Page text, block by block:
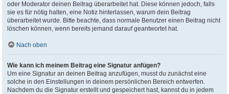
oder Moderator deinen Beitrag überarbeitet hat. Diese können jedoch, falls
sie es für nötig halten, eine Notiz hinterlassen, warum dein Beitrag
überarbeitet wurde. Bitte beachte, dass normale Benutzer einen Beitrag nicht
löschen können, wenn bereits jemand darauf geantwortet hat.
Nach oben
Wie kann ich meinem Beitrag eine Signatur anfügen?
Um eine Signatur an deinen Beitrag anzufügen, musst du zunächst eine
solche in den Einstellungen in deinem persönlichen Bereich entwerfen.
Nachdem du die Signatur erstellt und gespeichert hast, kannst du in jedem